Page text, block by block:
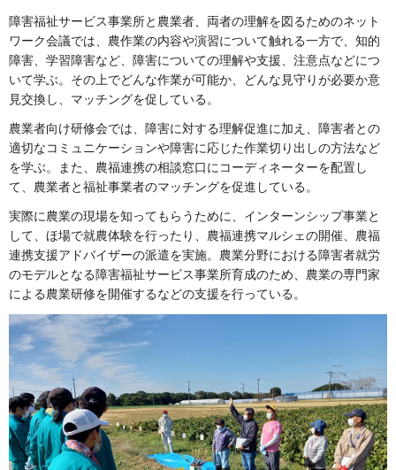
障害福祉サービス事業所と農業者、両者の理解を図るためのネット
ワーク会議では、農作業の内容や演習について触れる一方で、知的
障害、学習障害など、障害についての理解や支援、注意点などにつ
いて学ぶ。その上でどんな作業が可能か、どんな見守りが必要か意
見交換し、マッチングを促している。
農業者向け研修会では、障害に対する理解促進に加え、障害者との
適切なコミュニケーションや障害に応じた作業切り出しの方法など
を学ぶ。また、農福連携の相談窓口にコーディネーターを配置し
て、農業者と福祉事業者のマッチングを促進している。
実際に農業の現場を知ってもらうために、インターンシップ事業と
して、ほ場で就農体験を行ったり、農福連携マルシェの開催、農福
連携支援アドバイザーの派遣を実施。農業分野における障害者就労
のモデルとなる障害福祉サービス事業所育成のため、農業の専門家
による農業研修を開催するなどの支援を行っている。